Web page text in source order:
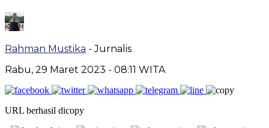
Rahman Mustika - Jurnalis
Rabu, 29 Maret 2023 - 08:11 WITA
URL berhasil dicopy